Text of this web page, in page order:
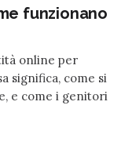
funzionano
online per
significa, come si
e come i genitori